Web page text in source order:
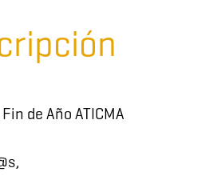
de Año ATICMA